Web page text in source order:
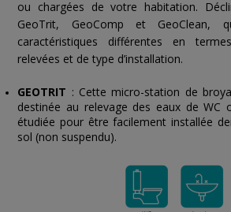
ou chargées de votre habitation.
GeoTrit, GeoComp et GeoClean,
caractéristiques différentes en
relevées et de type d’installation.
GEOTRIT : Cette micro-station de
destinée au relevage des eaux de WC
étudiée pour être facilement installée
sol (non suspendu).